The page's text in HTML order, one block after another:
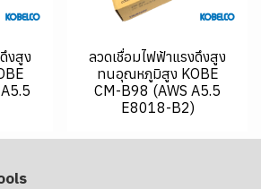
งสูง
ลวดเชื่อมไฟฟ้าแรงดึงสูง
ทนอุณหภูมิสูง KOBE
CM-B98 (AWS A5.5
E8018-B2)